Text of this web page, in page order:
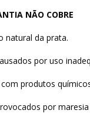
NÃO COBRE
natural da prata.
por uso
com produtos
por